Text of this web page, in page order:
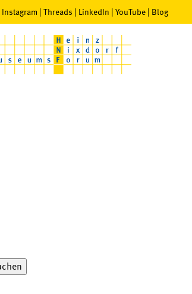
Instagram | Threads | LinkedIn | YouTube | Blog